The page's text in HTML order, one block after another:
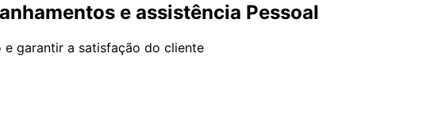
e assistência Pessoal
e garantir a satisfação do cliente